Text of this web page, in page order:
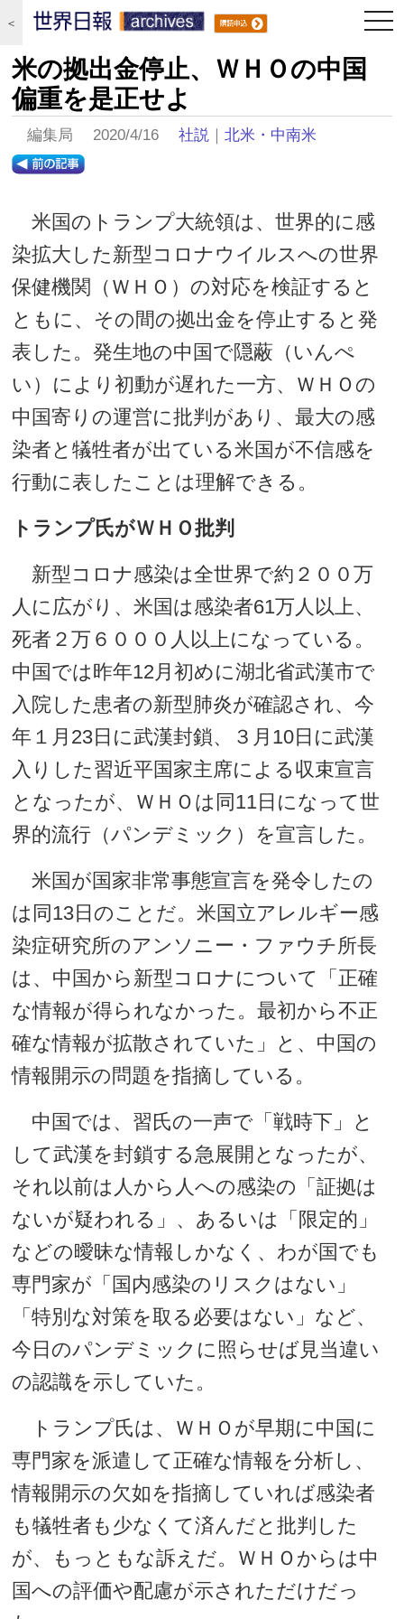
＜
米の拠出金停止、ＷＨＯの中国
偏重を是正せよ
編集局 2020/4/16社説 ｜北米・中南米
米国のトランプ大統領は、世界的に感
染拡大した新型コロナウイルスへの世界
保健機関（ＷＨＯ）の対応を検証すると
ともに、その間の拠出金を停止すると発
表した。発生地の中国で隠蔽（いんぺ
い）により初動が遅れた一方、ＷＨＯの
中国寄りの運営に批判があり、最大の感
染者と犠牲者が出ている米国が不信感を
行動に表したことは理解できる。
トランプ氏がＷＨＯ批判
新型コロナ感染は全世界で約２００万
人に広がり、米国は感染者61万人以上、
死者２万６０００人以上になっている。
中国では昨年12月初めに湖北省武漢市で
入院した患者の新型肺炎が確認され、今
年１月23日に武漢封鎖、３月10日に武漢
入りした習近平国家主席による収束宣言
となったが、ＷＨＯは同11日になって世
界的流行（パンデミック）を宣言した。
米国が国家非常事態宣言を発令したの
は同13日のことだ。米国立アレルギー感
染症研究所のアンソニー・ファウチ所長
は、中国から新型コロナについて「正確
な情報が得られなかった。最初から不正
確な情報が拡散されていた」と、中国の
情報開示の問題を指摘している。
中国では、習氏の一声で「戦時下」と
して武漢を封鎖する急展開となったが、
それ以前は人から人への感染の「証拠は
ないが疑われる」、あるいは「限定的」
などの曖昧な情報しかなく、わが国でも
専門家が「国内感染のリスクはない」
「特別な対策を取る必要はない」など、
今日のパンデミックに照らせば見当違い
の認識を示していた。
トランプ氏は、ＷＨＯが早期に中国に
専門家を派遣して正確な情報を分析し、
情報開示の欠如を指摘していれば感染者
も犠牲者も少なくて済んだと批判した
が、もっともな訴えだ。ＷＨＯからは中
国への評価や配慮が示されただけだっ